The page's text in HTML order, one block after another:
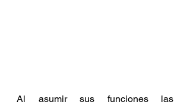
Al asumir sus funciones las